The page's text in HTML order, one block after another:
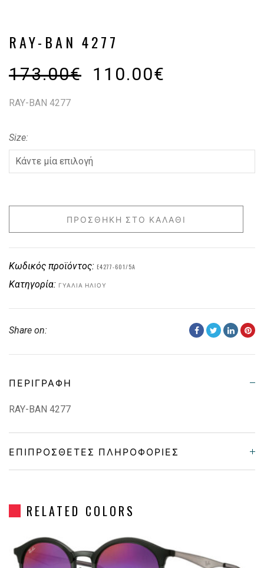
RAY-BAN 4277
173.00€ 110.00€
RAY-BAN 4277
Size
ΠΡΟΣΘΉΚΗ ΣΤΟ ΚΑΛΆΘΙ
Κωδικός προϊόντος: E4277-601/5A
Κατηγορία: ΓΥΑΛΙΆ ΗΛΊΟΥ
Share on:
ΠΕΡΙΓΡΑΦΉ
RAY-BAN 4277
ΕΠΙΠΡΌΣΘΕΤΕΣ ΠΛΗΡΟΦΟΡΊΕΣ
Material Κόκκαλο/Μέταλο
Color BLACK
RELATED COLORS